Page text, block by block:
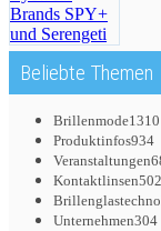
Beliebte Themen
Brillenmode1310
Produktinfos934
Veranstaltungen
Kontaktlinsen502
Unternehmen304